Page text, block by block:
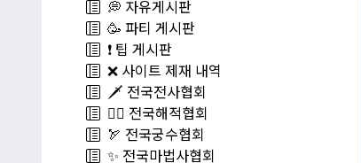
💭 자유게시판
🥳 파티 게시판
❗️ 팁 게시판
❌ 사이트 제재 내역
🗡️ 전국전사협회
🏴‍☠️ 전국해적협회
🏹 전국궁수협회
✨ 전국마법사협회